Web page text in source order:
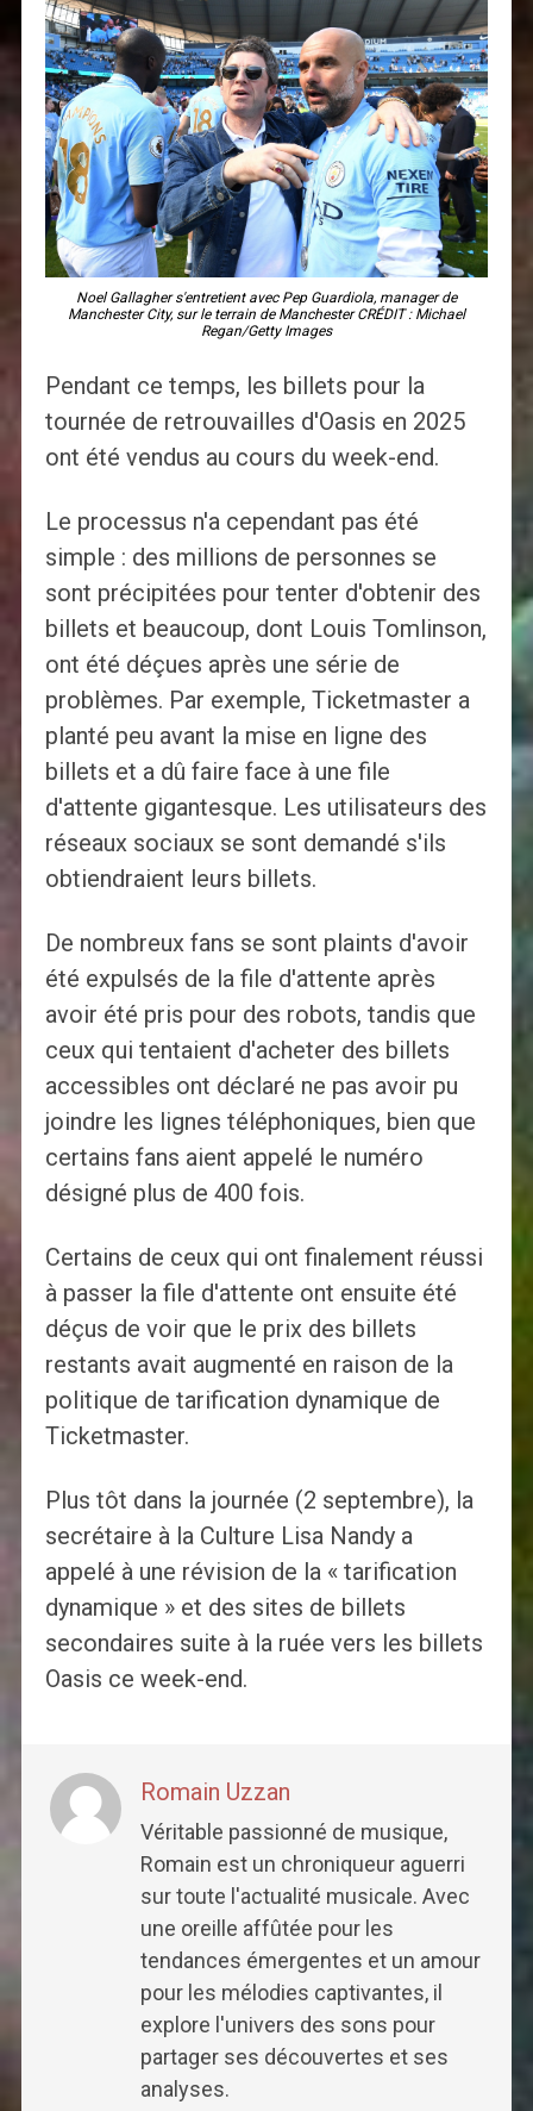
Noel Gallagher s'entretient avec Pep Guardiola, manager de
Manchester City, sur le terrain de Manchester CRÉDIT : Michael
Regan/Getty Images
Pendant ce temps, les billets pour la
tournée de retrouvailles d'Oasis en 2025
ont été vendus au cours du week-end.
Le processus n'a cependant pas été
simple : des millions de personnes se
sont précipitées pour tenter d'obtenir des
billets et beaucoup, dont Louis Tomlinson,
ont été déçues après une série de
problèmes. Par exemple, Ticketmaster a
planté peu avant la mise en ligne des
billets et a dû faire face à une file
d'attente gigantesque. Les utilisateurs des
réseaux sociaux se sont demandé s'ils
obtiendraient leurs billets.
De nombreux fans se sont plaints d'avoir
été expulsés de la file d'attente après
avoir été pris pour des robots, tandis que
ceux qui tentaient d'acheter des billets
accessibles ont déclaré ne pas avoir pu
joindre les lignes téléphoniques, bien que
certains fans aient appelé le numéro
désigné plus de 400 fois.
Certains de ceux qui ont finalement réussi
à passer la file d'attente ont ensuite été
déçus de voir que le prix des billets
restants avait augmenté en raison de la
politique de tarification dynamique de
Ticketmaster.
Plus tôt dans la journée (2 septembre), la
secrétaire à la Culture Lisa Nandy a
appelé à une révision de la « tarification
dynamique » et des sites de billets
secondaires suite à la ruée vers les billets
Oasis ce week-end.
Romain Uzzan
Véritable passionné de musique,
Romain est un chroniqueur aguerri
sur toute l'actualité musicale. Avec
une oreille affûtée pour les
tendances émergentes et un amour
pour les mélodies captivantes, il
explore l'univers des sons pour
partager ses découvertes et ses
analyses.